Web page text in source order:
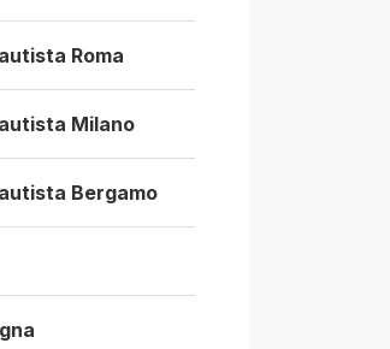
Roma
Milano
Bergamo